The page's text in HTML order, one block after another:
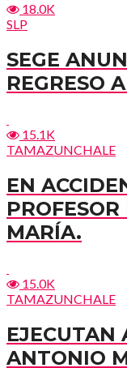
18.0K
SLP
SEGE
REGRESO
15.1K
TAMAZUNCHALE
EN
MARÍA.
15.0K
TAMAZUNCHALE
EJECUTAN
ANTONIO